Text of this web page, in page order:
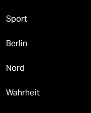
Sport
Berlin
Nord
Wahrheit